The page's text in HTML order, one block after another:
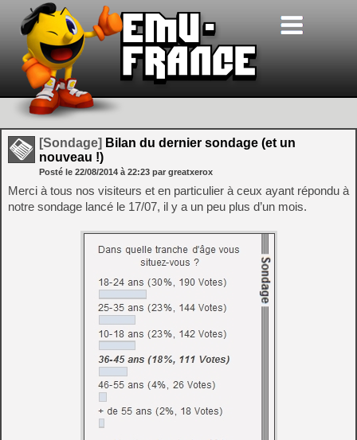
[Sondage] Bilan du dernier sondage (et un
nouveau !)
Posté le 22/08/2014 à 22:23 par greatxerox
Merci à tous nos visiteurs et en particulier à ceux ayant répondu à
notre sondage lancé le 17/07, il y a un peu plus d’un mois.